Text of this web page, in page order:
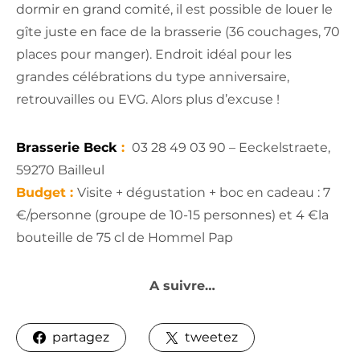
dormir en grand comité, il est possible de louer le
gîte juste en face de la brasserie (36 couchages, 70
places pour manger). Endroit idéal pour les
grandes célébrations du type anniversaire,
retrouvailles ou EVG. Alors plus d’excuse !
Brasserie Beck : 03 28 49 03 90 – Eeckelstraete,
59270 Bailleul
Budget : Visite + dégustation + boc en cadeau : 7
€/personne (groupe de 10-15 personnes) et 4 €la
bouteille de 75 cl de Hommel Pap
A suivre…
partagez tweetez